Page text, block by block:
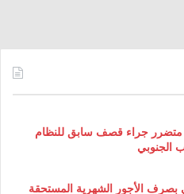
متضرر جراء قصف سابق للنظام
الجنوبي
بصرف الأجور الشهرية المستحقة